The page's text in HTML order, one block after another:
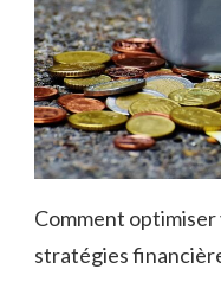
Comment
stratégies